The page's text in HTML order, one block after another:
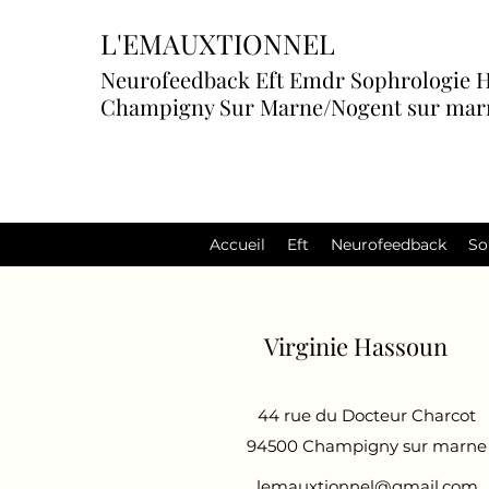
L'EMAUXTIONNEL
Neurofeedback Eft Emdr Sophrologie
Champigny Sur Marne/Nogent sur
Accueil Eft Neurofeedback
Virginie Hassoun
44 rue du Docteur Charcot
94500 Champigny sur marne